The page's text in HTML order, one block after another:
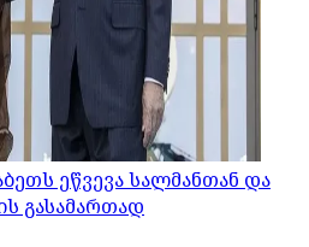
ეწვევა სალმანთან და
გასამართად